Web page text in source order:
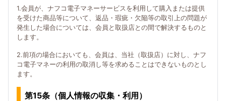
1.会員が、ナフコ電子マネーサービスを利用して購入または提供
を受けた商品等について、返品・瑕疵・欠陥等の取引上の問題が
発生した場合については、会員と取扱店との間で解決するものと
します。
2.前項の場合においても、会員は、当社（取扱店）に対し、ナフ
コ電子マネーの利用の取消し等を求めることはできないものとし
ます。
第15条（個人情報の収集・利用）